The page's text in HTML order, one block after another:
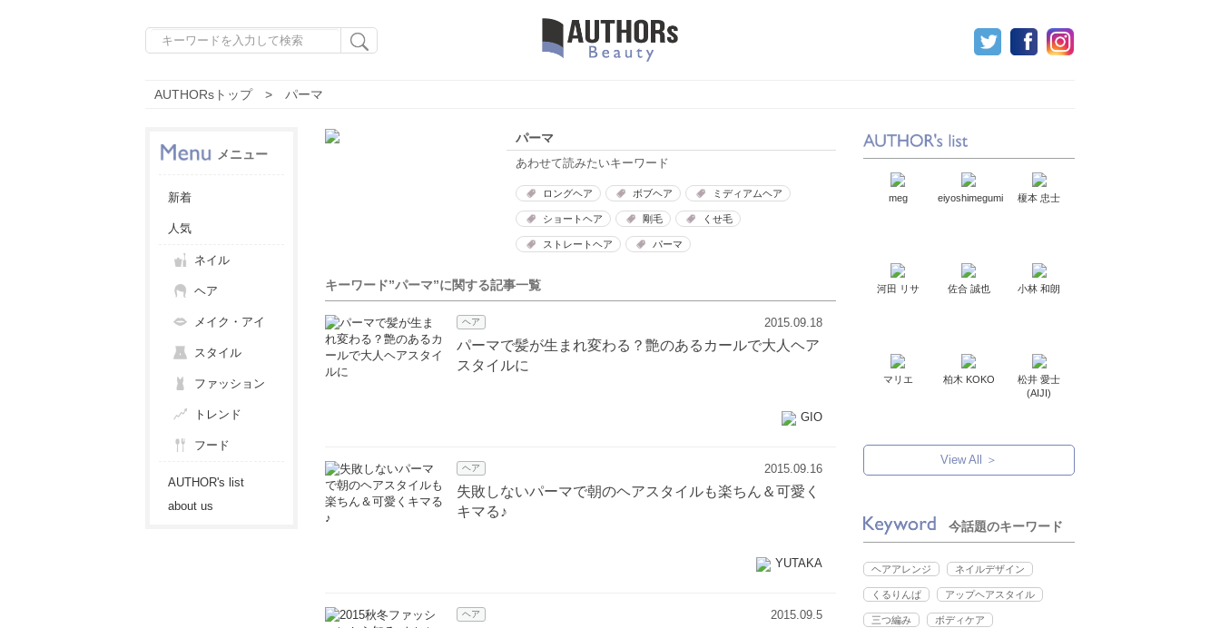
AUTHORsトップ パーマ
メニュー
新着
人気
ネイル
ヘア
メイク・アイ
スタイル
ファッション
トレンド
フード
AUTHOR's list
about us
パーマ
あわせて読みたいキーワード
ロングヘア ボブヘア ミディアムヘア
ショートヘア 剛毛 くせ毛
ストレートヘア パーマ
キーワード”パーマ”に関する記事一覧
ヘア 2015.09.18
パーマで髪が生まれ変わる？艶のあるカールで大人ヘア
スタイルに
GIO
ヘア 2015.09.16
失敗しないパーマで朝のヘアスタイルも楽ちん＆可愛く
キマる♪
YUTAKA
ヘア 2015.09.5
meg eiyoshimegumi 榎本 忠士
河田 リサ 佐合 誠也 小林 和朗
マリエ 柏木 KOKO
松井 愛士
(AIJI)
View All ＞
今話題のキーワード
ヘアアレンジ ネイルデザイン
くるりんぱ アップヘアスタイル
三つ編み ボディケア